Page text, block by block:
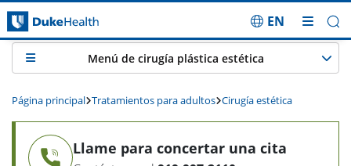
Saltar navegación
EN
Página principal Tratamientos para adultos Cirugía estética
Menú de cirugía plástica estética
Llame para concertar una cita